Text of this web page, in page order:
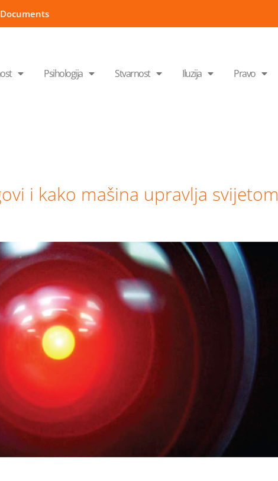
Documents
Psihologija Stvarnost Iluzija Pravo
i kako mašina upravlja svijetom